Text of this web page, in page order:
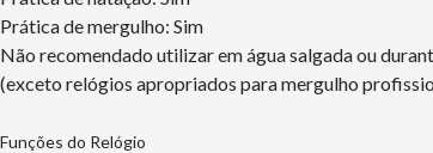
Prática de mergulho: Sim
Não recomendado utilizar em água salgada ou
(exceto relógios apropriados para mergulho
Funções do Relógio